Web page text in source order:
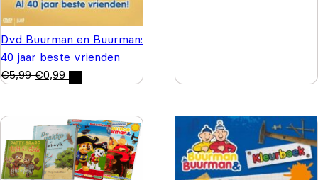
Dvd Buurman en Buurman:
40 jaar beste vrienden
€5,99 €0,99